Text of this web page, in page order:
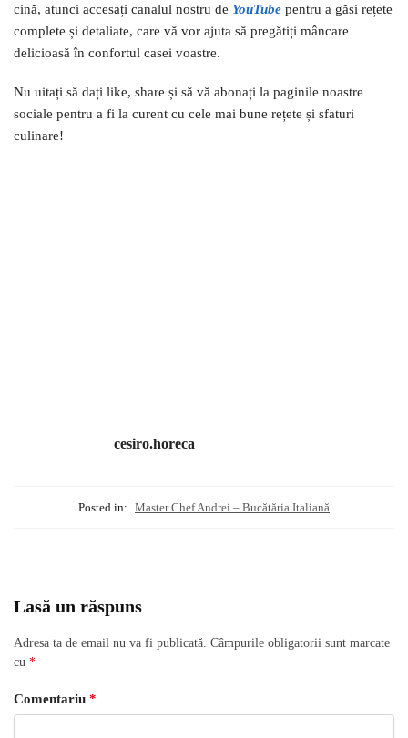
cină, atunci accesați canalul nostru de YouTube pentru a găsi rețete
complete și detaliate, care vă vor ajuta să pregătiți mâncare
delicioasă în confortul casei voastre.
Nu uitați să dați like, share și să vă abonați la paginile noastre
sociale pentru a fi la curent cu cele mai bune rețete și sfaturi
culinare!
cesiro.horeca
Posted in: Master Chef Andrei – Bucătăria Italiană
Lasă un răspuns
Adresa ta de email nu va fi publicată. Câmpurile obligatorii sunt marcate
cu *
Comentariu *